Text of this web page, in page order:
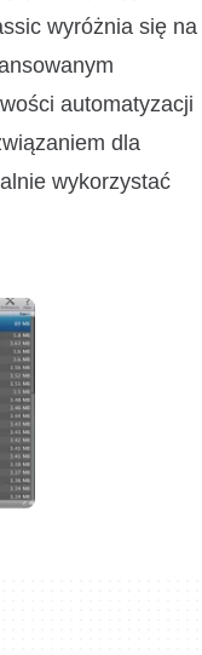
wyróżnia się na
automatyzacji
dla
wykorzystać